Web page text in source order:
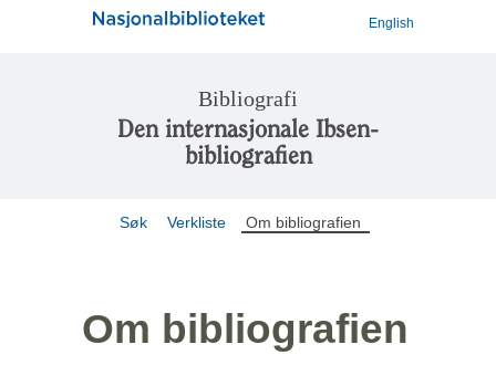
English
Bibliografi
Den internasjonale Ibsen-
bibliografien
Søk Verkliste Om bibliografien
Om bibliografien